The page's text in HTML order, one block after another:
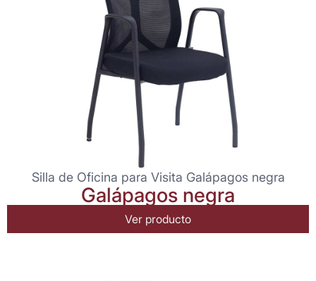
Silla de Oficina para Visita Galápagos negra
Galápagos negra
Ver producto